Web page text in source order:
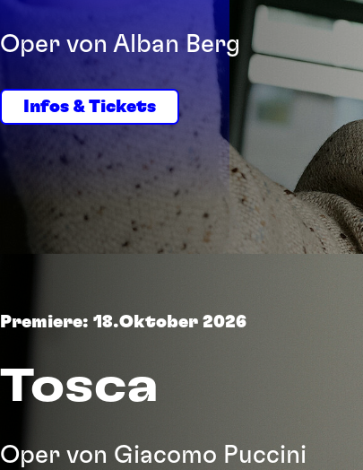
Suchbegriff
Oper von Alban Berg
Infos & Tickets
Premiere: 18.Oktober 2026
Tosca
Oper von Giacomo Puccini